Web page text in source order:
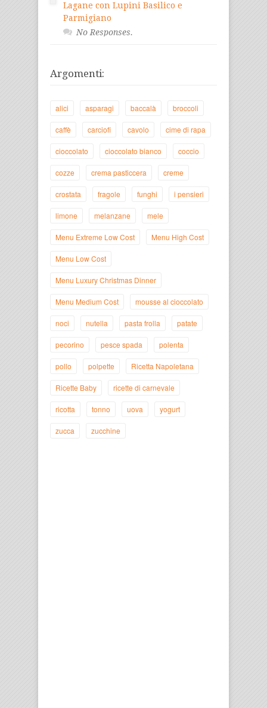
Lagane con Lupini Basilico e
Parmigiano
No Responses.
Argomenti:
alici asparagi baccalà broccoli
caffè carciofi cavolo cime di rapa
cioccolato cioccolato bianco coccio
cozze crema pasticcera creme
crostata fragole funghi i pensieri
limone melanzane mele
Menu Extreme Low Cost Menu High Cost
Menu Low Cost
Menu Luxury Christmas Dinner
Menu Medium Cost mousse al cioccolato
noci nutella pasta frolla patate
pecorino pesce spada polenta
pollo polpette Ricetta Napoletana
Ricette Baby ricette di carnevale
ricotta tonno uova yogurt
zucca zucchine